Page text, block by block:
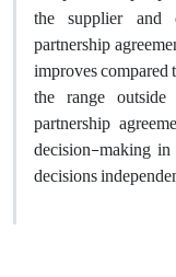
the supplier and
partnership
improves
the range
partnership
decision-making
decisions